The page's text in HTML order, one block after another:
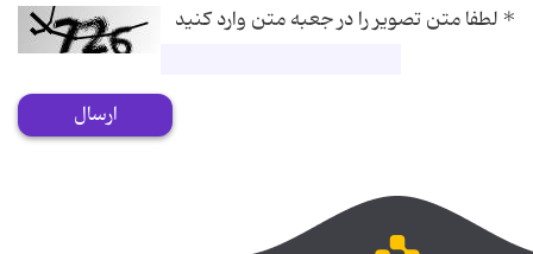
*لطفا متن تصویر را در جعبه متن وارد کنید
ارسال